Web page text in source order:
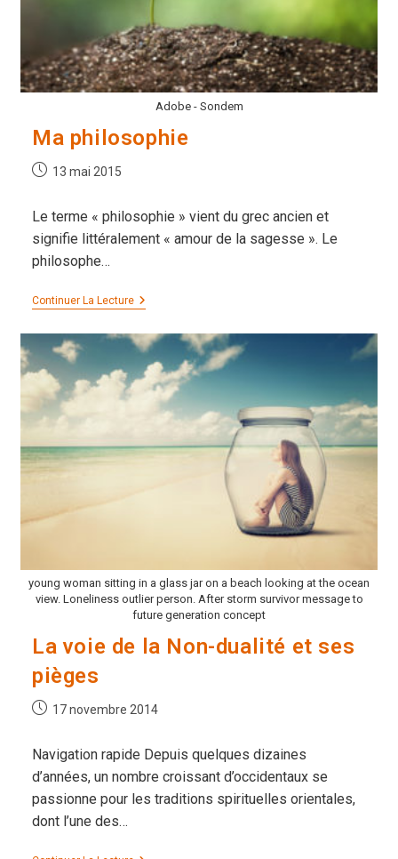
Adobe - Sondem
Ma philosophie
Publication
13 mai 2015
Le terme « philosophie » vient du grec ancien et
signifie littéralement « amour de la sagesse ». Le
philosophe…
Continuer La LectureMa
young woman sitting in a glass jar on a beach looking at the ocean
view. Loneliness outlier person. After storm survivor message to
future generation concept
La voie de la Non-dualité et ses
pièges
Publication
17 novembre 2014
Navigation rapide Depuis quelques dizaines
d’années, un nombre croissant d’occidentaux se
passionne pour les traditions spirituelles orientales,
dont l’une des…